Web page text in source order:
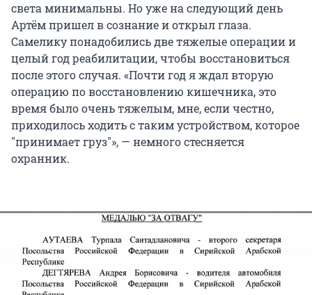
света минимальны. Но уже на следующий день
Артём пришел в сознание и открыл глаза.
Самелику понадобились две тяжелые операции и
целый год реабилитации, чтобы восстановиться
после этого случая. «Почти год я ждал вторую
операцию по восстановлению кишечника, это
время было очень тяжелым, мне, если честно,
приходилось ходить с таким устройством, которое
"принимает груз"», — немного стесняется
охранник.